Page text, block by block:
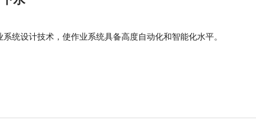
统设计技术，使作业系统具备高度自动化和智能化水平。